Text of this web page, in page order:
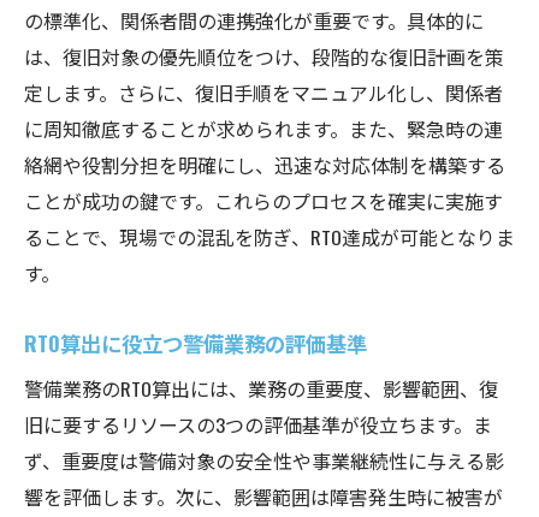
の標準化、関係者間の連携強化が重要です。具体的に
は、復旧対象の優先順位をつけ、段階的な復旧計画を策
定します。さらに、復旧手順をマニュアル化し、関係者
に周知徹底することが求められます。また、緊急時の連
絡網や役割分担を明確にし、迅速な対応体制を構築する
ことが成功の鍵です。これらのプロセスを確実に実施す
ることで、現場での混乱を防ぎ、RTO達成が可能となりま
す。
RTO算出に役立つ警備業務の評価基準
警備業務のRTO算出には、業務の重要度、影響範囲、復
旧に要するリソースの3つの評価基準が役立ちます。ま
ず、重要度は警備対象の安全性や事業継続性に与える影
響を評価します。次に、影響範囲は障害発生時に被害が